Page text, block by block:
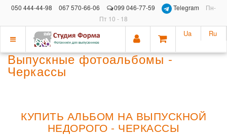
050 444-44-98 067 570-66-06 099 046-77-59 Telegram
Пн-
Пт 10 - 18
Показать
меню
Ua Ru
Выпускные фотоальбомы -
Черкассы
КУПИТЬ АЛЬБОМ НА ВЫПУСКНОЙ
НЕДОРОГО - ЧЕРКАССЫ